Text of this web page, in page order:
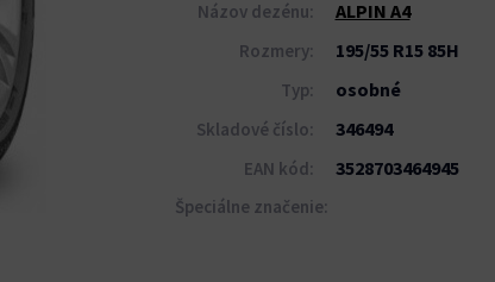
Názov dezénu: ALPIN A4
Rozmery: 195/55 R15 85H
Typ: osobné
Skladové číslo: 346494
EAN kód: 3528703464945
Špeciálne značenie: